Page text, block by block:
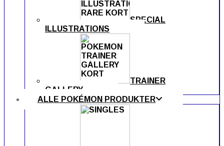
SPECIAL
ILLUSTRATIONS
TRAINER
GALLERY
ALLE POKÉMON PRODUKTER